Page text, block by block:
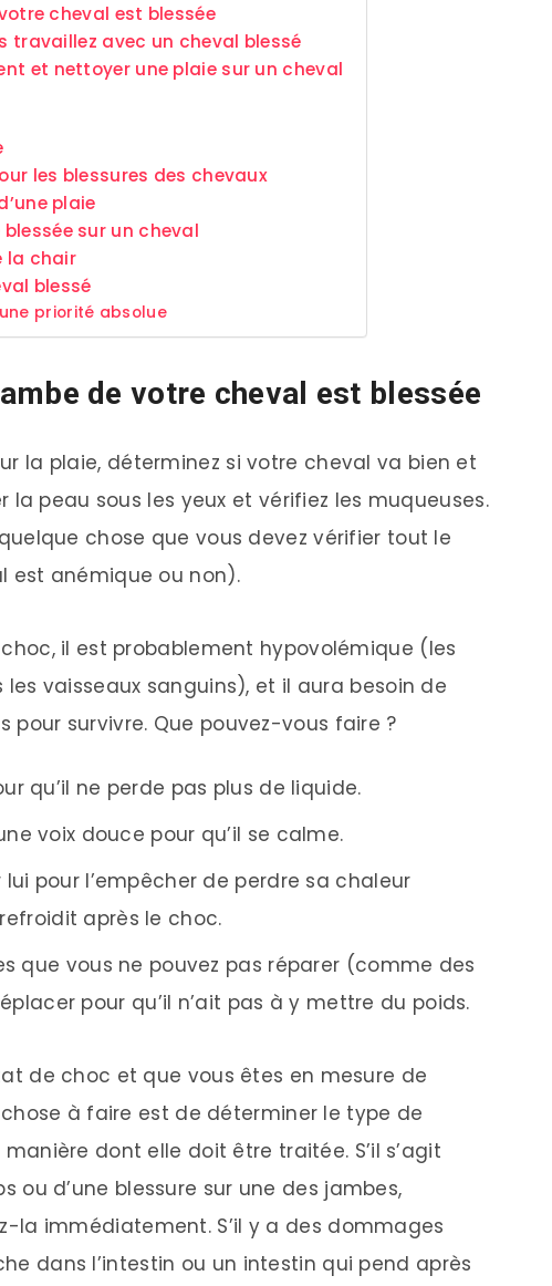
cheval est blessée
travaillez avec un cheval blessé
et nettoyer une plaie sur un cheval
les blessures des chevaux
plaie
sur un cheval
la chair
blessé
priorité absolue
de votre cheval est blessée
la plaie, déterminez si votre cheval va bien et
la peau sous les yeux et vérifiez les muqueuses.
chose que vous devez vérifier tout le
est anémique ou non).
il est probablement hypovolémique (les
vaisseaux sanguins), et il aura besoin de
survivre. Que pouvez-vous faire ?
qu’il ne perde pas plus de liquide.
voix douce pour qu’il se calme.
pour l’empêcher de perdre sa chaleur
après le choc.
que vous ne pouvez pas réparer (comme des
pour qu’il n’ait pas à y mettre du poids.
de choc et que vous êtes en mesure de
à faire est de déterminer le type de
dont elle doit être traitée. S’il s’agit
ou d’une blessure sur une des jambes,
la immédiatement. S’il y a des dommages
dans l’intestin ou un intestin qui pend après